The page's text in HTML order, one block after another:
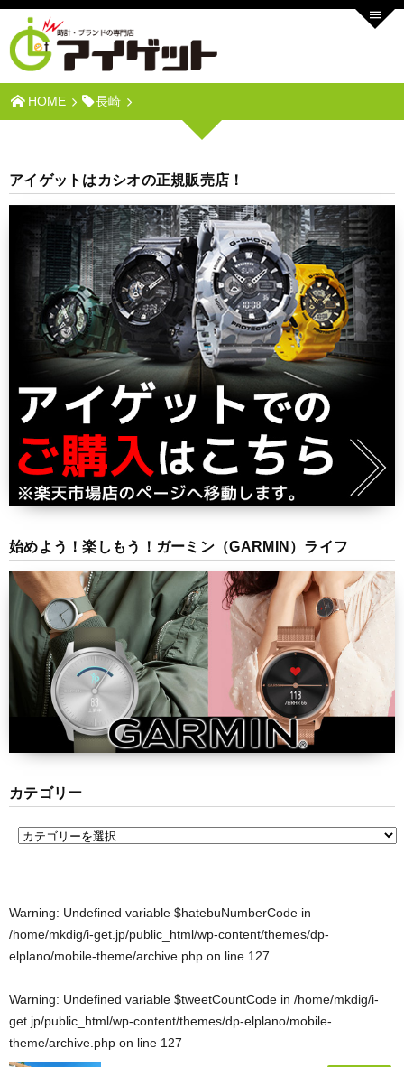
HOME 長崎
アイゲットはカシオの正規販売店！
始めよう！楽しもう！ガーミン（GARMIN）ライフ
カテゴリー
Warning: Undefined variable $hatebuNumberCode in
/home/mkdig/i-get.jp/public_html/wp-content/themes/dp-
elplano/mobile-theme/archive.php on line 127
Warning: Undefined variable $tweetCountCode in /home/mkdig/i-
get.jp/public_html/wp-content/themes/dp-elplano/mobile-
theme/archive.php on line 127